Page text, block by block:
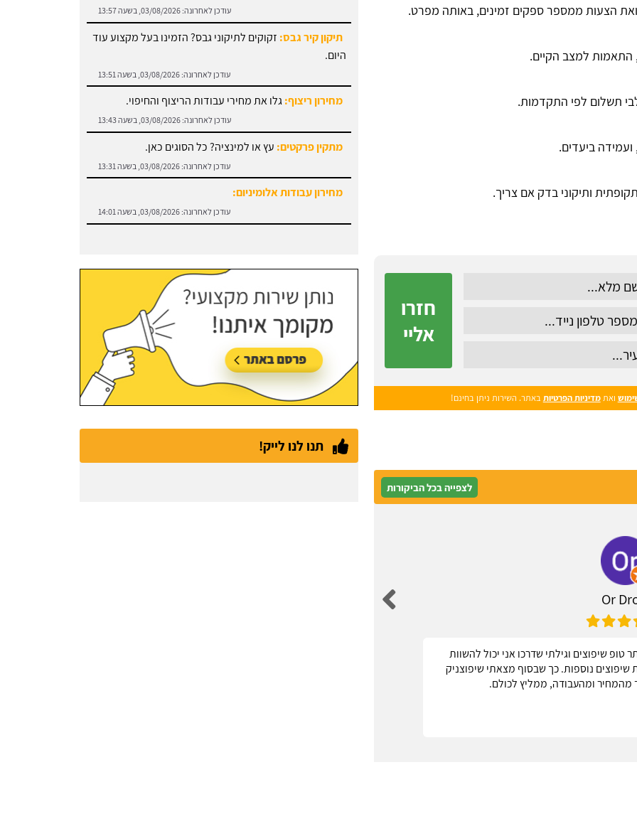
הצעות ממספר ספקים זמינים, באותה מפרט.
התאמות למצב הקיים.
תשלום לפי התקדמות.
ועמידה ביעדים.
ותיקוני בדק אם צריך.
חזרו
אליי
ואתמדיניות הפרטיותבאתר. השירות ניתן בחינם!
לצפייה בכל הביקורות
Or
שיפוצים וגילתי שדרכו אני יכול להשוות
שיפוצים נוספות. כך שבסוף מצאתי שיפוצניק
ומהעבודה, ממליץ לכולם.
עודכן לאחרונה: 03/08/2026, בשעה 13:57
תיקון קיר גבס: זקוקים לתיקוני גבס? הזמינו בעל מקצוע עוד
היום.
עודכן לאחרונה: 03/08/2026, בשעה 13:51
מחירון ריצוף:גלו את מחירי עבודות הריצוף והחיפוי.
עודכן לאחרונה: 03/08/2026, בשעה 13:43
מתקין פרקטים: עץ או למינציה? כל הסוגים כאן.
עודכן לאחרונה: 03/08/2026, בשעה 13:31
מחירון עבודות אלומיניום:
עודכן לאחרונה: 03/08/2026, בשעה 14:01
תנו לנו לייק!